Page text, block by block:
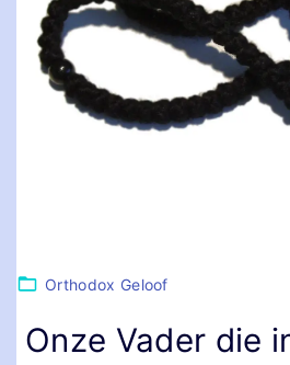
Orthodox Geloof
Onze Vader die